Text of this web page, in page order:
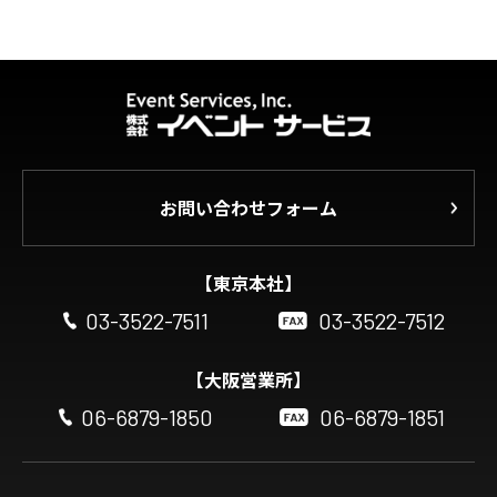
お問い合わせフォーム
【東京本社】
03-3522-7511
03-3522-7512
【大阪営業所】
06-6879-1850
06-6879-1851